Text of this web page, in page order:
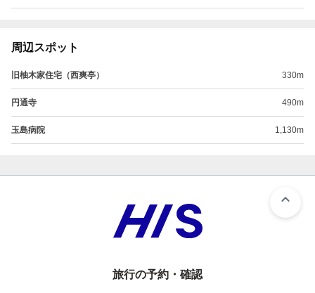
周辺スポット
旧柚木家住宅（西爽亭） 330m
円通寺 490m
玉島病院 1,130m
旅行の予約・確認